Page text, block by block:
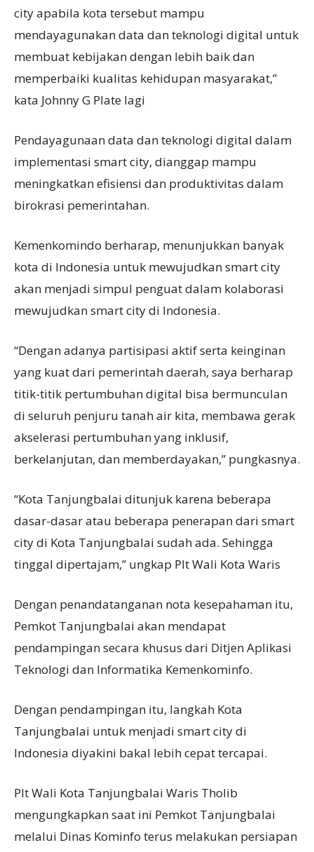
city apabila kota tersebut mampu
mendayagunakan data dan teknologi digital untuk
membuat kebijakan dengan lebih baik dan
memperbaiki kualitas kehidupan masyarakat,”
kata Johnny G Plate lagi
Pendayagunaan data dan teknologi digital dalam
implementasi smart city, dianggap mampu
meningkatkan efisiensi dan produktivitas dalam
birokrasi pemerintahan.
Kemenkomindo berharap, menunjukkan banyak
kota di Indonesia untuk mewujudkan smart city
akan menjadi simpul penguat dalam kolaborasi
mewujudkan smart city di Indonesia.
“Dengan adanya partisipasi aktif serta keinginan
yang kuat dari pemerintah daerah, saya berharap
titik-titik pertumbuhan digital bisa bermunculan
di seluruh penjuru tanah air kita, membawa gerak
akselerasi pertumbuhan yang inklusif,
berkelanjutan, dan memberdayakan,” pungkasnya.
“Kota Tanjungbalai ditunjuk karena beberapa
dasar-dasar atau beberapa penerapan dari smart
city di Kota Tanjungbalai sudah ada. Sehingga
tinggal dipertajam,” ungkap Plt Wali Kota Waris
Dengan penandatanganan nota kesepahaman itu,
Pemkot Tanjungbalai akan mendapat
pendampingan secara khusus dari Ditjen Aplikasi
Teknologi dan Informatika Kemenkominfo.
Dengan pendampingan itu, langkah Kota
Tanjungbalai untuk menjadi smart city di
Indonesia diyakini bakal lebih cepat tercapai.
Plt Wali Kota Tanjungbalai Waris Tholib
mengungkapkan saat ini Pemkot Tanjungbalai
melalui Dinas Kominfo terus melakukan persiapan